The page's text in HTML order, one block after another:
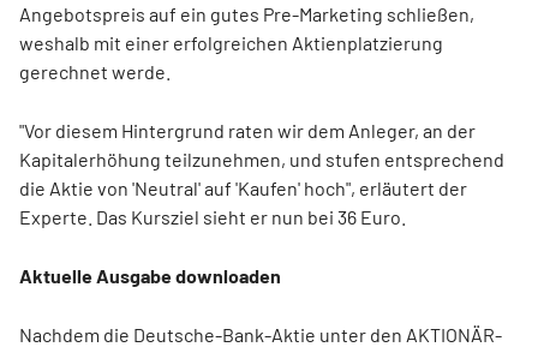
Angebotspreis auf ein gutes Pre-Marketing schließen,
weshalb mit einer erfolgreichen Aktienplatzierung
gerechnet werde.
"Vor diesem Hintergrund raten wir dem Anleger, an der
Kapitalerhöhung teilzunehmen, und stufen entsprechend
die Aktie von 'Neutral' auf 'Kaufen' hoch", erläutert der
Experte. Das Kursziel sieht er nun bei 36 Euro.
Aktuelle Ausgabe downloaden
Nachdem die Deutsche-Bank-Aktie unter den AKTIONÄR-